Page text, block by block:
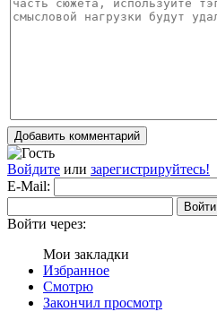
Добавить комментарий
Войдите или зарегистрируйтесь!
E-Mail:
Войти
Войти через:
Мои закладки
Избранное
Смотрю
Закончил просмотр